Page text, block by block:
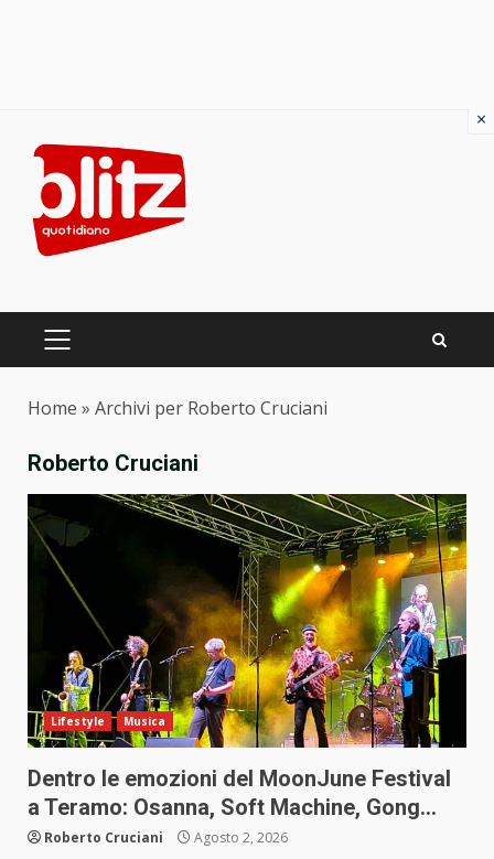
content
PRIMARY
Home » Archivi per Roberto Cruciani
Roberto Cruciani
Lifestyle Musica
Dentro le emozioni del MoonJune Festival
a Teramo: Osanna, Soft Machine, Gong…
Roberto Cruciani Agosto 2, 2026
×